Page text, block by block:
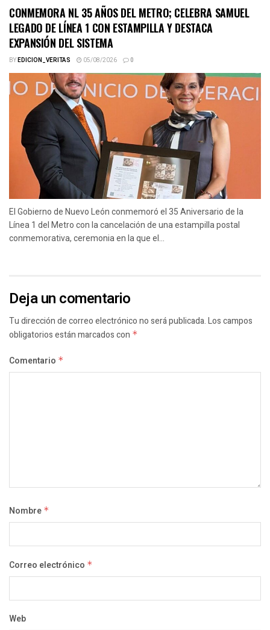
CONMEMORA NL 35 AÑOS DEL METRO; CELEBRA SAMUEL
LEGADO DE LÍNEA 1 CON ESTAMPILLA Y DESTACA
EXPANSIÓN DEL SISTEMA
BYEDICION_VERITAS 05/08/2026 0
El Gobierno de Nuevo León conmemoró el 35 Aniversario de la
Línea 1 del Metro con la cancelación de una estampilla postal
conmemorativa, ceremonia en la que el...
Deja un comentario
Tu dirección de correo electrónico no será publicada.Los campos
obligatorios están marcados con *
Comentario *
Nombre *
Correo electrónico *
Web